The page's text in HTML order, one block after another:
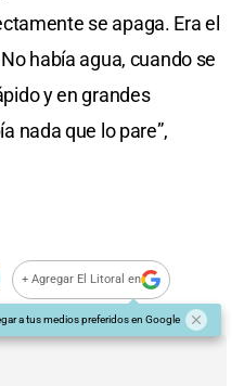
se apaga. Era el
había agua, cuando se
y en grandes
nada que lo pare”,
+ Agregar El Litoral en
a tus medios preferidos en Google